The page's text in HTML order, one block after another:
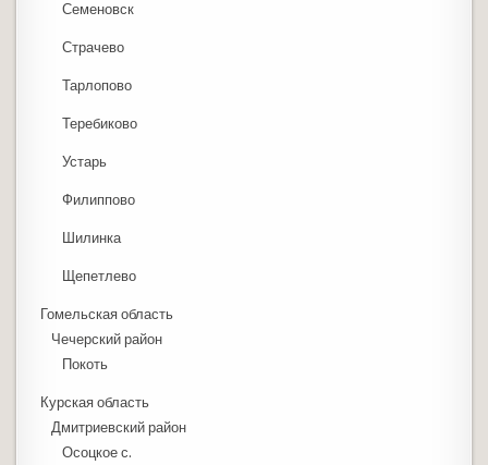
Семеновск
Страчево
Тарлопово
Теребиково
Устарь
Филиппово
Шилинка
Щепетлево
Гомельская область
Чечерский район
Покоть
Курская область
Дмитриевский район
Осоцкое с.